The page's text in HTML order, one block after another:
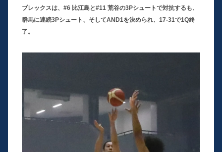
ブレックスは、#6 比江島と#11 荒谷の3Pシュートで対抗するも、
群馬に連続3Pシュート、そしてAND1を決められ、17-31で1Q終
了。